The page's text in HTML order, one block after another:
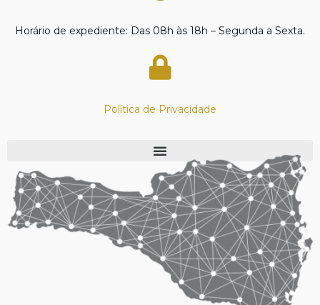
Horário de expediente: Das 08h às 18h – Segunda a Sexta.
Política de Privacidade